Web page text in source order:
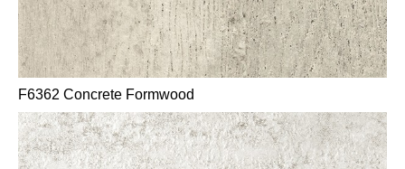
F6362 Concrete Formwood